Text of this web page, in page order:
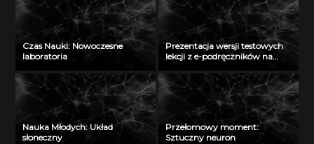
Czas Nauki: Nowoczesne
laboratoria
Prezentacja wersji testowych
lekcji z e-podręczników na
we Wrocławiu
Nauka Młodych: Układ
słoneczny
Przełomowy moment:
Sztuczny neuron